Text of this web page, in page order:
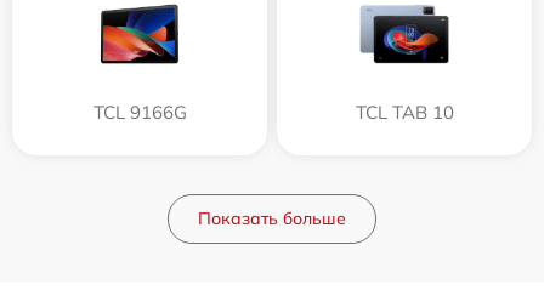
TCL 9166G TCL TAB 10
Показать больше